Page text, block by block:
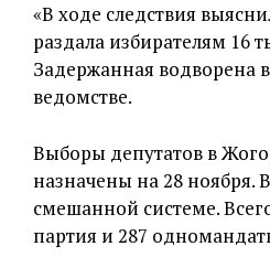
«В ходе следствия
раздала избирателям 16
Задержанная водворена
ведомстве.
Выборы депутатов в
назначены на 28 ноября.
смешанной системе.
партия и 287